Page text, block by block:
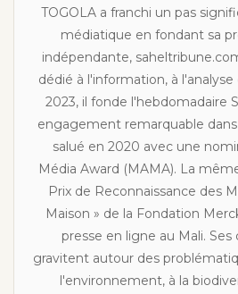
TOGOLA a franchi un pas
médiatique en fondant sa
indépendante,
dédié à l'information, à
2023, il fonde l'hebdomadaire
engagement remarquable
salué en 2020 avec une
Média Award (MAMA). La
Prix de Reconnaissance des
Maison » de la Fondation
presse en ligne au Mali.
gravitent autour des
l'environnement, à la